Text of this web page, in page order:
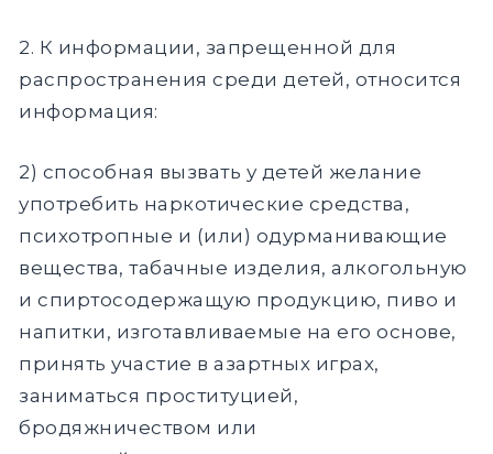
2. К информации, запрещенной для
распространения среди детей, относится
информация:
2) способная вызвать у детей желание
употребить наркотические средства,
психотропные и (или) одурманивающие
вещества, табачные изделия, алкогольную
и спиртосодержащую продукцию, пиво и
напитки, изготавливаемые на его основе,
принять участие в азартных играх,
заниматься проституцией,
бродяжничеством или